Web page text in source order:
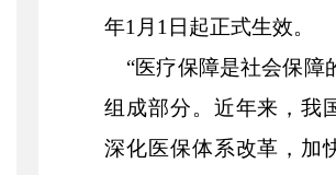
年1月1日起正式生效。
“医疗保障是社会保障
组成部分。近年来，我
深化医保体系改革，加